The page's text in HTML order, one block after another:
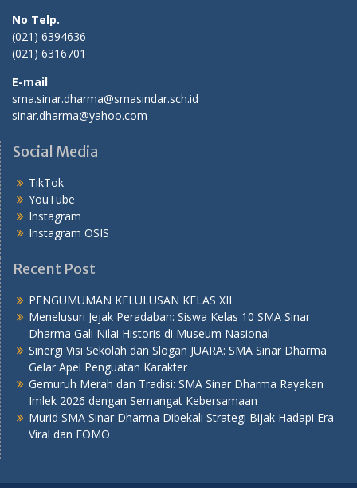
No Telp.
(021) 6394636
(021) 6316701
E-mail
sma.sinar.dharma@smasindar.sch.id
sinar.dharma@yahoo.com
Social Media
TikTok
YouTube
Instagram
Instagram OSIS
Recent Post
PENGUMUMAN KELULUSAN KELAS XII
Menelusuri Jejak Peradaban: Siswa Kelas 10 SMA Sinar
Dharma Gali Nilai Historis di Museum Nasional
Sinergi Visi Sekolah dan Slogan JUARA: SMA Sinar Dharma
Gelar Apel Penguatan Karakter
Gemuruh Merah dan Tradisi: SMA Sinar Dharma Rayakan
Imlek 2026 dengan Semangat Kebersamaan
Murid SMA Sinar Dharma Dibekali Strategi Bijak Hadapi Era
Viral dan FOMO